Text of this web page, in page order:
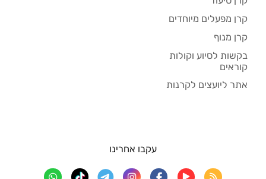
קרן מפעלים מיוחדים
קרן מנוף
בקשות לסיוע וקולות
קוראים
אתר ליועצים לקרנות
עקבו אחרינו